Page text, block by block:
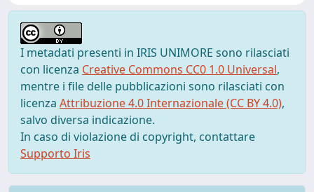
I metadati presenti in IRIS UNIMORE sono rilasciati
con licenza Creative Commons CC0 1.0 Universal,
mentre i file delle pubblicazioni sono rilasciati con
licenza Attribuzione 4.0 Internazionale (CC BY 4.0),
salvo diversa indicazione.
In caso di violazione di copyright, contattare
Supporto Iris